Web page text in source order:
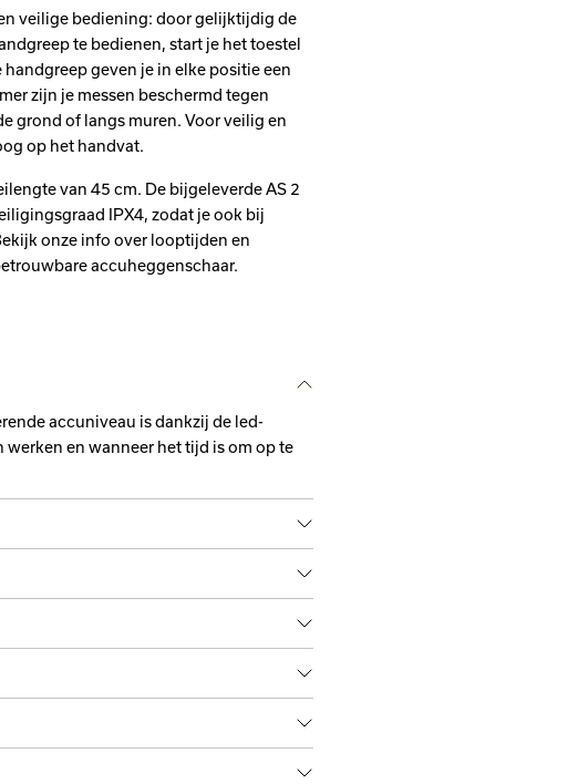
veilige bediening: door gelijktijdig de
te bedienen, start je het toestel
geven je in elke positie een
zijn je messen beschermd tegen
grond of langs muren. Voor veilig en
op het handvat.
van 45 cm. De bijgeleverde AS 2
IPX4, zodat je ook bij
onze info over looptijden en
accuheggenschaar.
accuniveau is dankzij de led-
en wanneer het tijd is om op te